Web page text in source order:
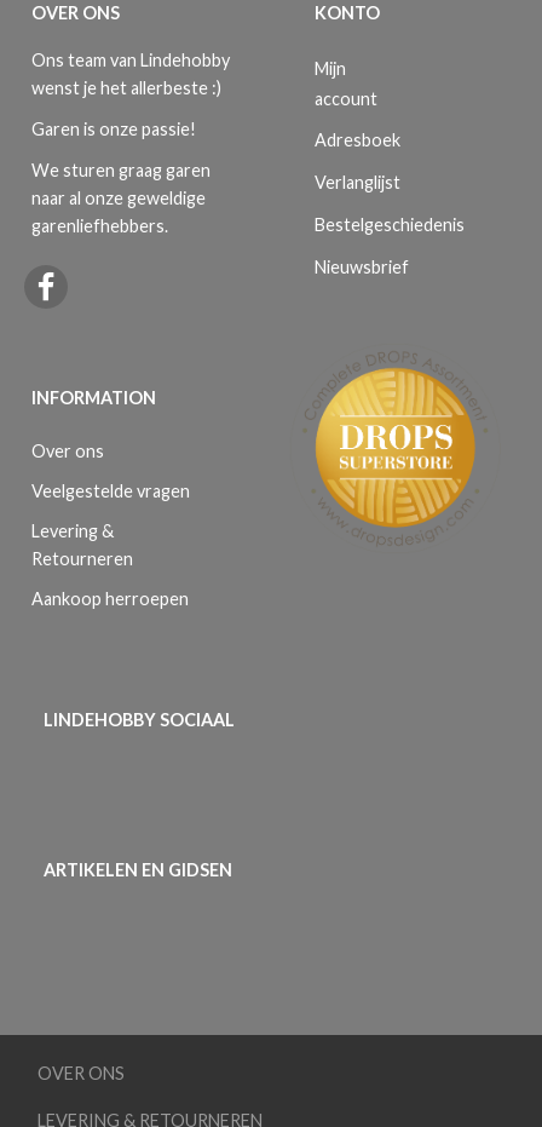
OVER ONS
Ons team van Lindehobby
wenst je het allerbeste :)
Garen is onze passie!
We sturen graag garen
naar al onze geweldige
garenliefhebbers.
INFORMATION
Over ons
Veelgestelde vragen
Levering &
Retourneren
Aankoop herroepen
KONTO
Mijn
account
Adresboek
Verlanglijst
Bestelgeschiedenis
Nieuwsbrief
LINDEHOBBY SOCIAAL
ARTIKELEN EN GIDSEN
OVER ONS
LEVERING & RETOURNEREN